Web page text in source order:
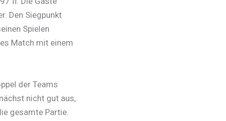
Den Siegpunkt
Spielen
Match mit einem
der Teams
nicht gut aus,
gesamte Partie.